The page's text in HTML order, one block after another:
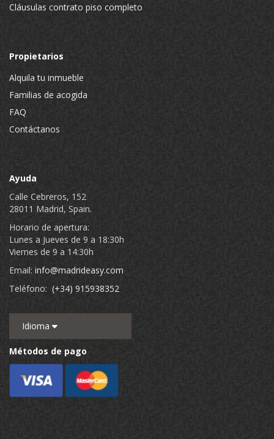
Cláusulas contrato piso completo
Propietarios
Alquila tu inmueble
Familias de acogida
FAQ
Contáctanos
Ayuda
Calle Cebreros, 152
28011 Madrid, Spain.
Horario de apertura:
Lunes a Jueves de 9 a 18:30h
Viernes de 9 a 14:30h
Email: info@madrideasy.com
Teléfono: (+34) 915938352
Idioma
Métodos de pago